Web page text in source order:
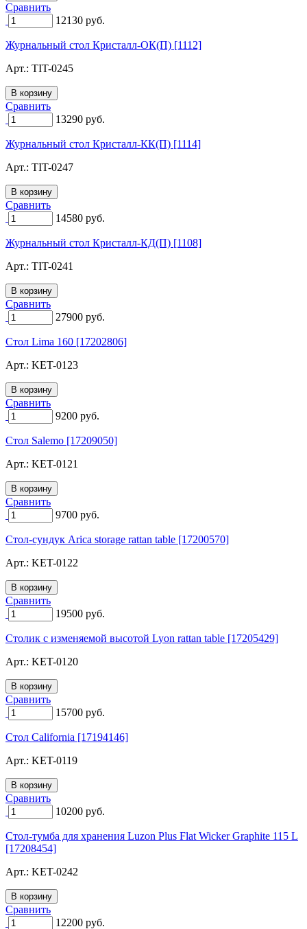
Сравнить
12130 руб.
Журнальный стол Кристалл-ОК(П) [1112]
Арт.: TIT-0245
Сравнить
13290 руб.
Журнальный стол Кристалл-КК(П) [1114]
Арт.: TIT-0247
Сравнить
14580 руб.
Журнальный стол Кристалл-КД(П) [1108]
Арт.: TIT-0241
Сравнить
27900 руб.
Стол Lima 160 [17202806]
Арт.: KET-0123
Сравнить
9200 руб.
Стол Salemo [17209050]
Арт.: KET-0121
Сравнить
9700 руб.
Стол-сундук Arica storage rattan table [17200570]
Арт.: KET-0122
Сравнить
19500 руб.
Столик с изменяемой высотой Lyon rattan table [17205429]
Арт.: KET-0120
Сравнить
15700 руб.
Стол California [17194146]
Арт.: KET-0119
Сравнить
10200 руб.
Стол-тумба для хранения Luzon Plus Flat Wicker Graphite 115 L
[17208454]
Арт.: KET-0242
Сравнить
12200 руб.